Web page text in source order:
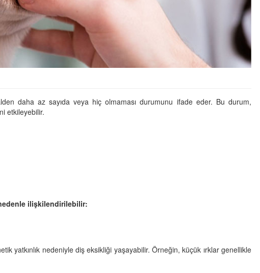
daha az sayıda veya hiç olmaması durumunu ifade eder. Bu durum,
etkileyebilir.
ilişkilendirilebilir:
yatkınlık nedeniyle diş eksikliği yaşayabilir. Örneğin, küçük ırklar genellikle
İçmiyor, Köpeklerin
Sebepleri
22.05.2020
Köpeğim Su İçmiyor, Köpeklerin
Su İçmeme Sebepleri
22.05.2020
Sürülerdeki
Köpekler ve
Meydanlarının
Sağlıklı Tarifler ve Bilmeniz